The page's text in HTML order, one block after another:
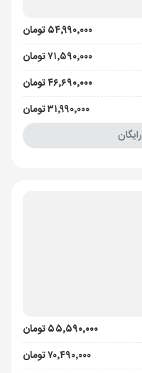
۵۴٬۹۹۰٬۰۰۰ تومان
۷۱٬۵۹۰٬۰۰۰ تومان
۴۶٬۶۹۰٬۰۰۰ تومان
۳۱٬۹۹۰٬۰۰۰ تومان
۵۵٬۵۹۰٬۰۰۰ تومان
۷۰٬۴۹۰٬۰۰۰ تومان